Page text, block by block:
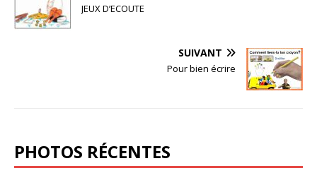
JEUX D’ECOUTE
SUIVANT
Pour bien écrire
PHOTOS RÉCENTES